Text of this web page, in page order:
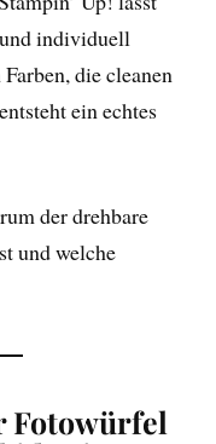
individuell
die cleanen
ein echtes
der drehbare
und welche
Fotowürfel